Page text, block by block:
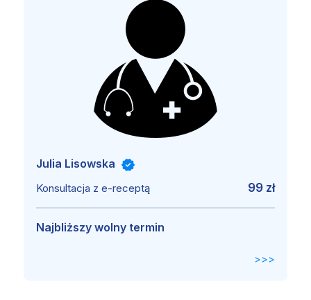
Julia Lisowska
Konsultacja z e-receptą 99 zł
Najbliższy wolny termin
>>>